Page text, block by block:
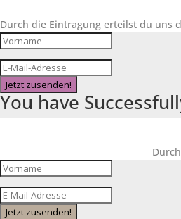
Durch die Eintragung erteilst du uns
Jetzt zusenden!
You have
Jetzt zusenden!